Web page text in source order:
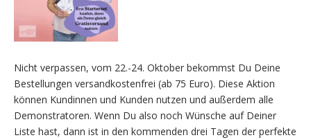
Nicht verpassen, vom 22.-24. Oktober bekommst Du Deine
Bestellungen versandkostenfrei (ab 75 Euro). Diese Aktion
können Kundinnen und Kunden nutzen und außerdem alle
Demonstratoren. Wenn Du also noch Wünsche auf Deiner
Liste hast, dann ist in den kommenden drei Tagen der perfekte